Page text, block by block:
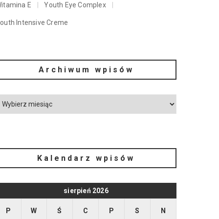
E Youth Eye Complex
Intensive Creme
Archiwum wpisów
Kalendarz wpisów
sierpień 2026
P W Ś C P S N